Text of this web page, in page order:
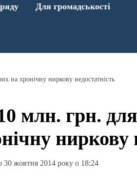
Для громадськості
на хронічну ниркову недостатність
млн. грн.
ниркову
30 жовтня 2014 року о 18:24